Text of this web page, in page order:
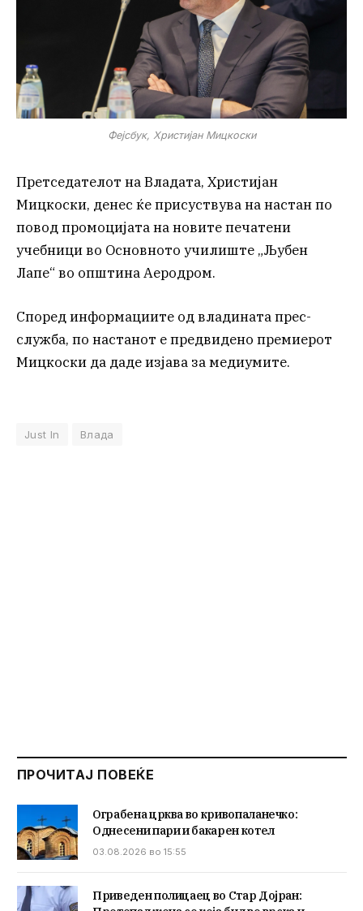
Фејсбук, Христијан Мицкоски
Претседателот на Владата, Христијан
Мицкоски, денес ќе присуствува на настан по
повод промоцијата на новите печатени
учебници во Основното училиште „Љубен
Лапе“ во општина Аеродром.
Според информациите од владината прес-
служба, по настанот е предвидено премиерот
Мицкоски да даде изјава за медиумите.
Just In Влада
ПРОЧИТАЈ ПОВЕЌЕ
Ограбена црква во кривопаланечко:
Однесени пари и бакарен котел
03.08.2026 во 15:55
Приведен полицаец во Стар Дојран: